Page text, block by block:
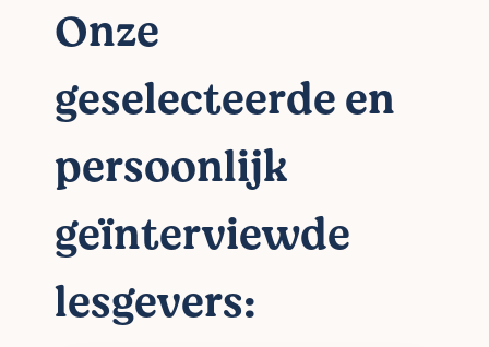
Onze
geselecteerde en
persoonlijk
geïnterviewde
lesgevers: